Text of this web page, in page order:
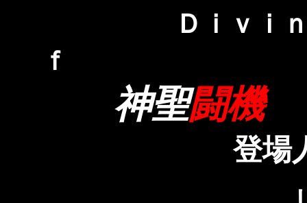
Ｄｉ
ｆ
神聖闘機
登場人